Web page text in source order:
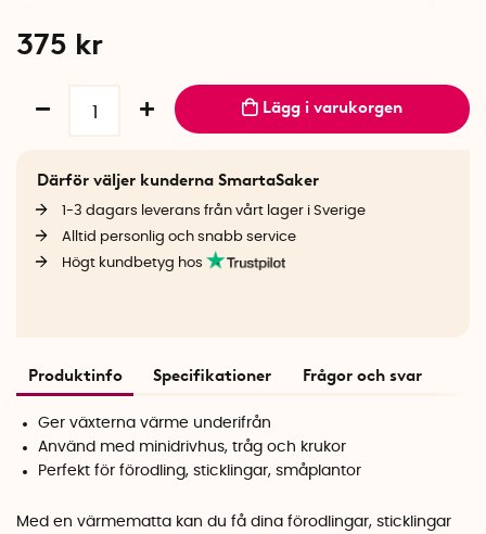
375 kr
Lägg i varukorgen
Därför väljer kunderna SmartaSaker
1-3 dagars leverans från vårt lager i Sverige
Alltid personlig och snabb service
Högt kundbetyg hos
Produktinfo Specifikationer Frågor och svar
Ger växterna värme underifrån
Använd med minidrivhus, tråg och krukor
Perfekt för förodling, sticklingar, småplantor
Med en värmematta kan du få dina förodlingar, sticklingar